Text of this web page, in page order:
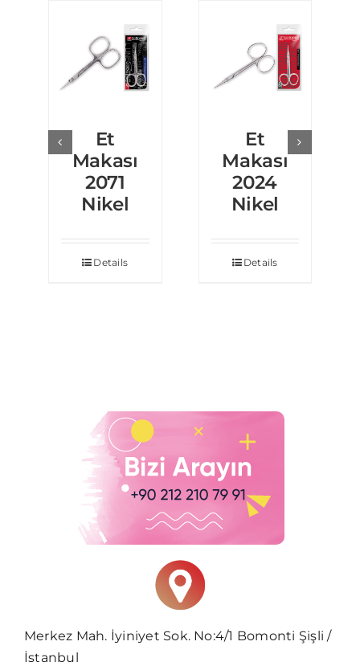
Et
Makası
2071
Nikel
Details
Et
Makası
2024
Nikel
Details
Merkez Mah. İyiniyet Sok. No:4/1 Bomonti Şişli /
İstanbul